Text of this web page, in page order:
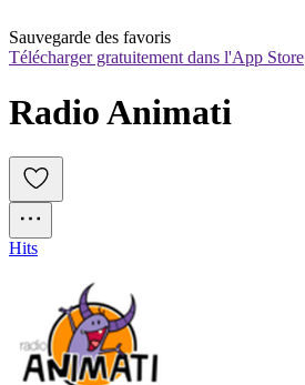
Sauvegarde des favoris
Télécharger gratuitement dans l'App Store
Radio Animati
Hits